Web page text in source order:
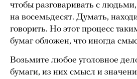
чтобы разговаривать с
на восемьдесят. Думать,
говорить. Но этот процесс
бумаг обложен, что иногда
Возьмите любое уголовное
бумаги, из них смысл и